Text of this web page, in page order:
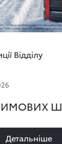
Відділу
Детальнiше